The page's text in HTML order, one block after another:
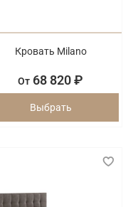
Кровать Milano
От 68 820 ₽
Выбрать